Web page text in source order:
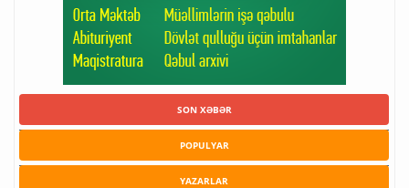
SON XƏBƏR
POPULYAR
YAZARLAR